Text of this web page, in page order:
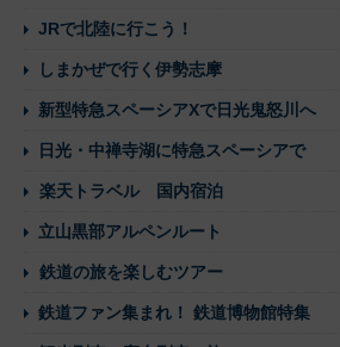
JRで北陸に行こう！
しまかぜで行く伊勢志摩
新型特急スペーシアXで日光鬼怒川へ
日光・中禅寺湖に特急スペーシアで
楽天トラベル 国内宿泊
立山黒部アルペンルート
鉄道の旅を楽しむツアー
鉄道ファン集まれ！ 鉄道博物館特集